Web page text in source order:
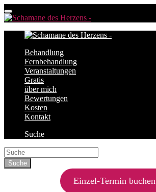
Behandlung
Fernbehandlung
Veranstaltungen
Gratis
über mich
Bewertungen
Kosten
Kontakt
Suche
Einzel-Termin buchen